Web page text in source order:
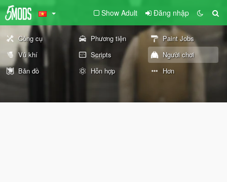
Show Adult Đăng nhập
Công cụ Phương tiện
Paint Jobs
Vũ khí
Scripts
Người chơi
Bản đồ
Hỗn hợp Hơn